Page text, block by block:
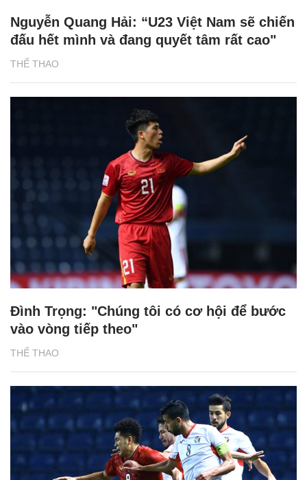
THỂ THAO
Nguyễn Quang Hải: “U23 Việt Nam sẽ chiến
đấu hết mình và đang quyết tâm rất cao"
THỂ THAO
Đình Trọng: "Chúng tôi có cơ hội để bước
vào vòng tiếp theo"